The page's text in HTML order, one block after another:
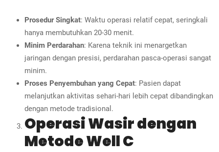
Prosedur Singkat: Waktu operasi relatif cepat, seringkali
hanya membutuhkan 20-30 menit.
Minim Perdarahan: Karena teknik ini menargetkan
jaringan dengan presisi, perdarahan pasca-operasi sangat
minim.
Proses Penyembuhan yang Cepat: Pasien dapat
melanjutkan aktivitas sehari-hari lebih cepat dibandingkan
dengan metode tradisional.
Operasi Wasir dengan
Metode Well C